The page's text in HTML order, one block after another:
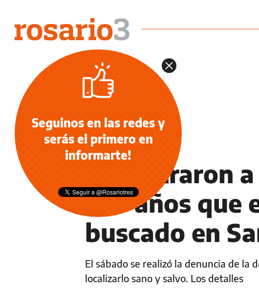
INFORMACIÓN GENERAL
Encontraron
dos años que
buscado en
El sábado se realizó la denuncia de la
localizarlo sano y salvo. Los detalles
Seguinos en las redes y
serás el primero en
informarte!